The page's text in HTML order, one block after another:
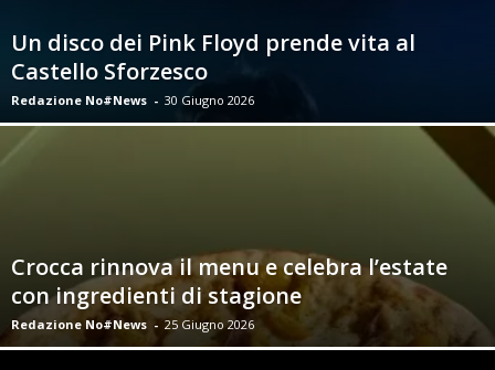
Un disco dei Pink Floyd prende vita al
Castello Sforzesco
Redazione No#News - 30 Giugno 2026
Crocca rinnova il menu e celebra l’estate
con ingredienti di stagione
Redazione No#News - 25 Giugno 2026